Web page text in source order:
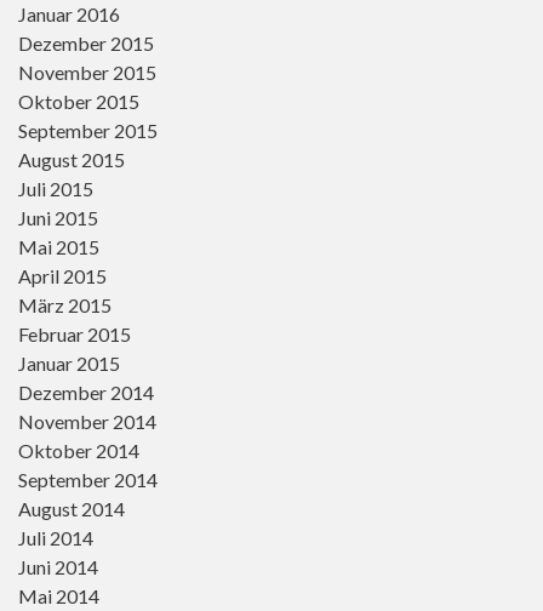
Januar 2016
Dezember 2015
November 2015
Oktober 2015
September 2015
August 2015
Juli 2015
Juni 2015
Mai 2015
April 2015
März 2015
Februar 2015
Januar 2015
Dezember 2014
November 2014
Oktober 2014
September 2014
August 2014
Juli 2014
Juni 2014
Mai 2014